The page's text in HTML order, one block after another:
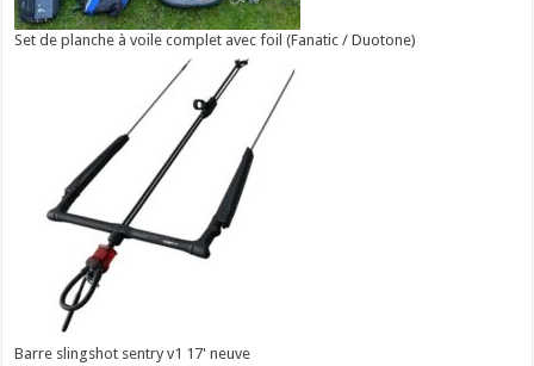
Set de planche à voile complet avec foil (Fanatic / Duotone)
Barre slingshot sentry v1 17' neuve